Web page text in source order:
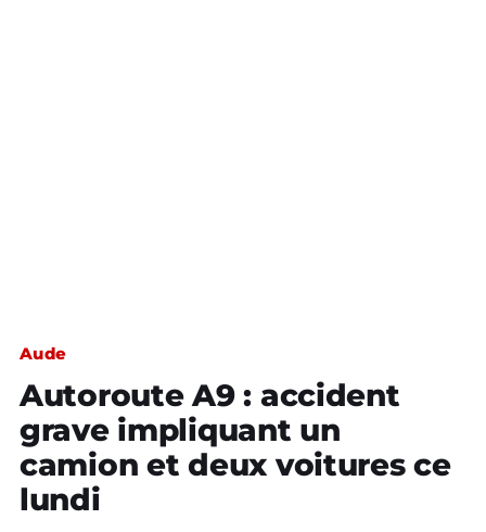
Aude
Autoroute A9 : accident
grave impliquant un
camion et deux voitures ce
lundi